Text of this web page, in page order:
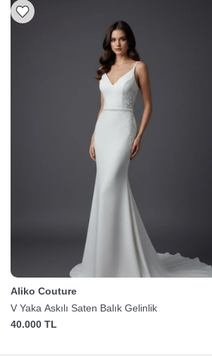
Aliko Couture
V Yaka Askılı Saten Balık Gelinlik
40.000 TL